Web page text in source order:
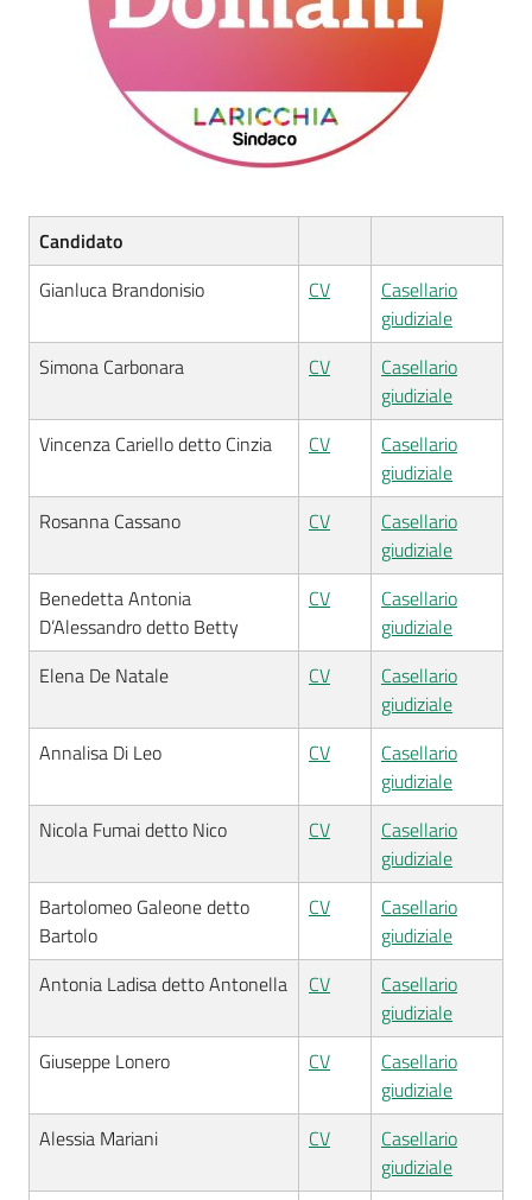
Candidato
Gianluca Brandonisio
CV
Casellario
giudiziale
Simona Carbonara
CV
Casellario
giudiziale
Vincenza Cariello detto Cinzia
CV
Casellario
giudiziale
Rosanna Cassano
CV
Casellario
giudiziale
Benedetta Antonia
D’Alessandro detto Betty
CV
Casellario
giudiziale
Elena De Natale
CV
Casellario
giudiziale
Annalisa Di Leo
CV
Casellario
giudiziale
Nicola Fumai detto Nico
CV
Casellario
giudiziale
Bartolomeo Galeone detto
Bartolo
CV
Casellario
giudiziale
Antonia Ladisa detto Antonella
CV
Casellario
giudiziale
Giuseppe Lonero
CV
Casellario
giudiziale
Alessia Mariani
CV
Casellario
giudiziale